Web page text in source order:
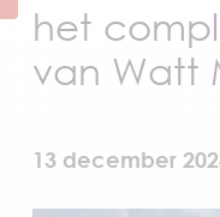
het
van Watt
13 december